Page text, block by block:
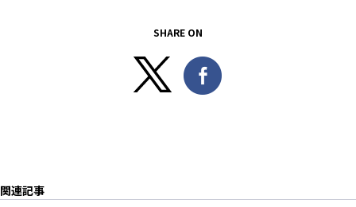
SHARE ON
関連記事